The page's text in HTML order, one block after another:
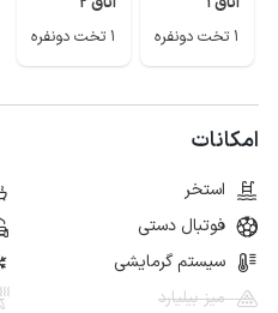
1 تخت دونفره 1 تخت دونفره
امکانات
استخر
فوتبال دستی
سیستم گرمایشی
میز بیلیارد